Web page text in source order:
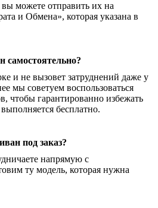
вы можете отправить их на
и Обмена», которая указана в
самостоятельно?
и не вызовет затруднений даже у
мы советуем воспользоваться
чтобы гарантированно избежать
бесплатно.
под заказ?
напрямую с
ту модель, которая нужна